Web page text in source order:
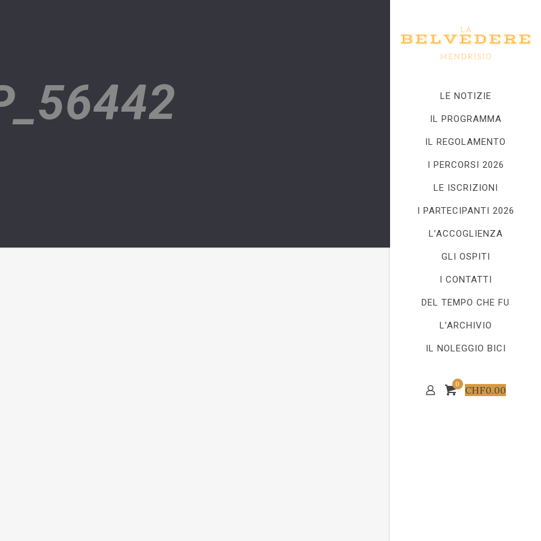
LE NOTIZIE
IL PROGRAMMA
IL REGOLAMENTO
I PERCORSI 2026
LE ISCRIZIONI
I PARTECIPANTI 2026
L’ACCOGLIENZA
GLI OSPITI
I CONTATTI
DEL TEMPO CHE FU
L’ARCHIVIO
IL NOLEGGIO BICI
0 CHF0.00